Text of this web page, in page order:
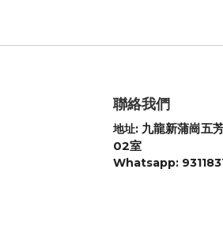
聯絡我們
地址: 九龍新蒲崗五
02室
Whatsapp: